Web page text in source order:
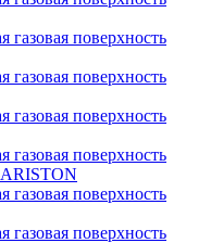
газовая поверхность
газовая поверхность
газовая поверхность
газовая поверхность
газовая поверхность
газовая поверхность